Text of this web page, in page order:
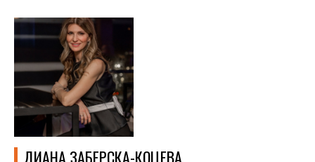
ДИАНА ЗАБЕРСКА-КОЦЕВА